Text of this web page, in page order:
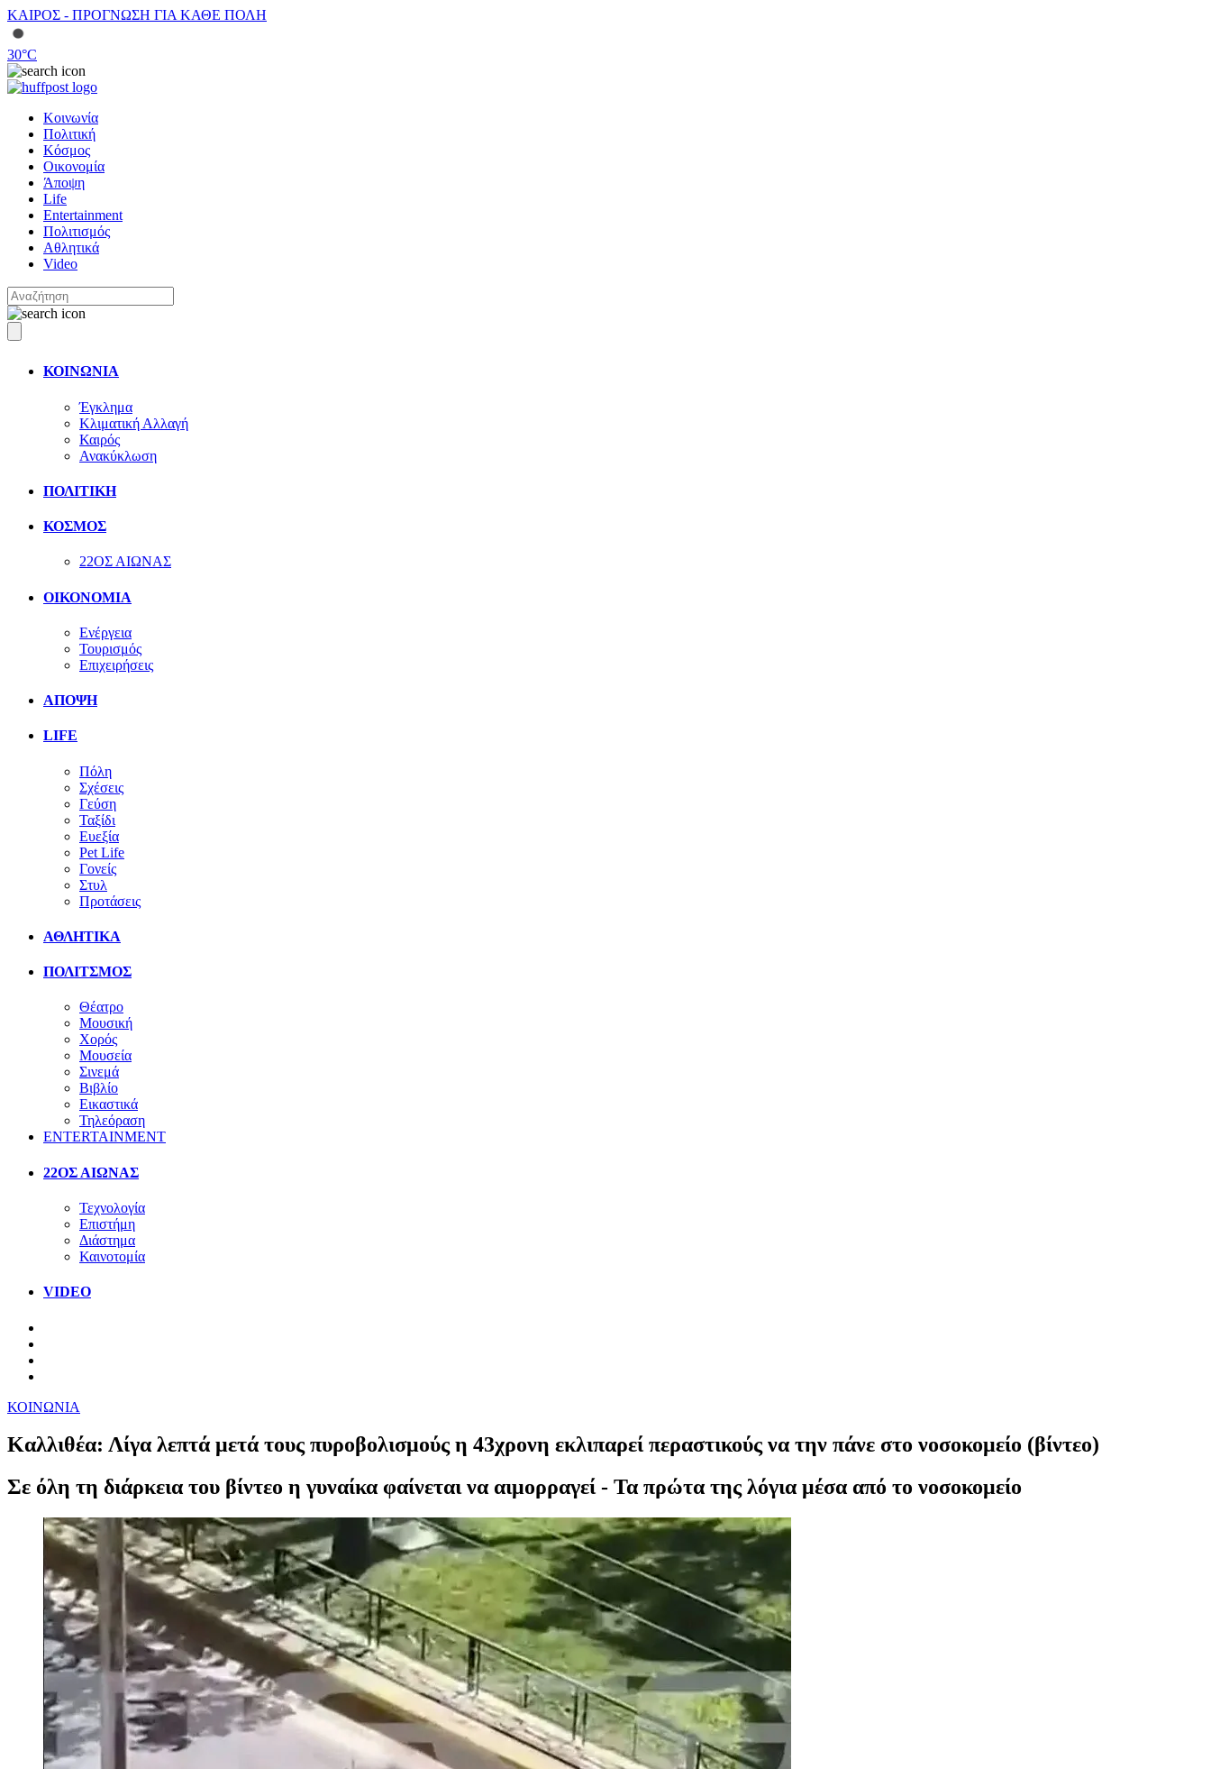
ΚΑΙΡΟΣ - ΠΡΟΓΝΩΣΗ ΓΙΑ ΚΑΘΕ ΠΟΛΗ
30°C
Κοινωνία
Πολιτική
Κόσμος
Οικονομία
Άποψη
Life
Entertainment
Πολιτισμός
Αθλητικά
Video
ΚΟΙΝΩΝΙΑ
Έγκλημα
Κλιματική Αλλαγή
Καιρός
Ανακύκλωση
ΠΟΛΙΤΙΚΗ
ΚΟΣΜΟΣ
22ΟΣ ΑΙΩΝΑΣ
ΟΙΚΟΝΟΜΙΑ
Ενέργεια
Τουρισμός
Επιχειρήσεις
ΑΠΟΨΗ
LIFE
Πόλη
Σχέσεις
Γεύση
Ταξίδι
Ευεξία
Pet Life
Γονείς
Στυλ
Προτάσεις
ΑΘΛΗΤΙΚΑ
ΠΟΛΙΤΣΜΟΣ
Θέατρο
Μουσική
Χορός
Μουσεία
Σινεμά
Βιβλίο
Εικαστικά
Τηλεόραση
ENTERTAINMENT
22ΟΣ ΑΙΩΝΑΣ
Τεχνολογία
Επιστήμη
Διάστημα
Καινοτομία
VIDEO
ΚΟΙΝΩΝΙΑ
Καλλιθέα: Λίγα λεπτά μετά τους πυροβολισμούς η 43χρονη εκλιπαρεί περαστικούς να την πάνε στο νοσοκομείο (βίντεο)
Σε όλη τη διάρκεια του βίντεο η γυναίκα φαίνεται να αιμορραγεί - Τα πρώτα της λόγια μέσα από το νοσοκομείο